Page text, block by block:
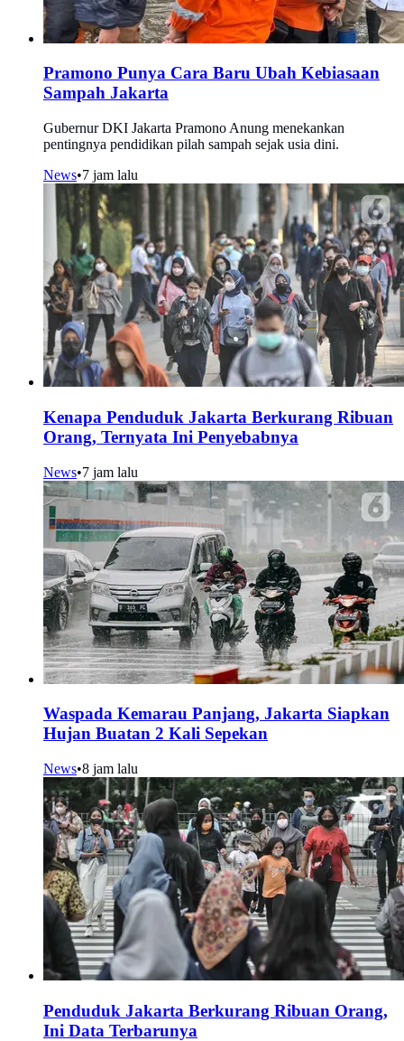
Pramono Punya Cara Baru Ubah Kebiasaan
Sampah Jakarta
Gubernur DKI Jakarta Pramono Anung menekankan
pentingnya pendidikan pilah sampah sejak usia dini.
News•7 jam lalu
Kenapa Penduduk Jakarta Berkurang Ribuan
Orang, Ternyata Ini Penyebabnya
News•7 jam lalu
Waspada Kemarau Panjang, Jakarta Siapkan
Hujan Buatan 2 Kali Sepekan
News•8 jam lalu
Penduduk Jakarta Berkurang Ribuan Orang,
Ini Data Terbarunya